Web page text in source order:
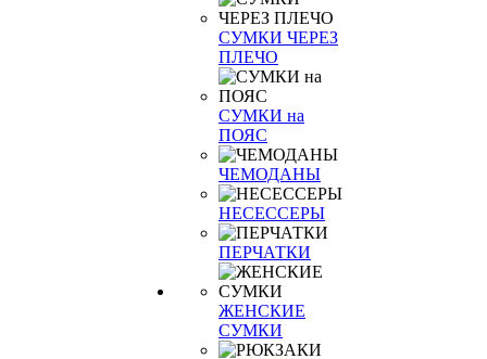
СУМКИ ЧЕРЕЗ
ПЛЕЧО
СУМКИ на
ПОЯС
ЧЕМОДАНЫ
НЕСЕССЕРЫ
ПЕРЧАТКИ
ЖЕНСКИЕ
СУМКИ